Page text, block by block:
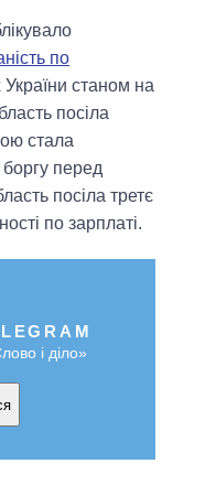
по
України станом на
посіла
стала
перед
посіла третє
по зарплаті.
і діло»